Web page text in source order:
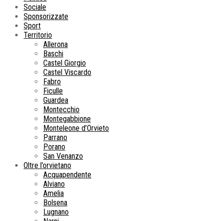
Sociale
Sponsorizzate
Sport
Territorio
Allerona
Baschi
Castel Giorgio
Castel Viscardo
Fabro
Ficulle
Guardea
Montecchio
Montegabbione
Monteleone d’Orvieto
Parrano
Porano
San Venanzo
Oltre l’orvietano
Acquapendente
Alviano
Amelia
Bolsena
Lugnano